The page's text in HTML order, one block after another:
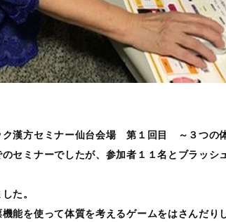
漢方セミナー仙台会場 第１回目 ～３つの
セミナーでしたが、参加者１１名とブラッ
た。
能を使って体質を考えるゲームをはさんだり